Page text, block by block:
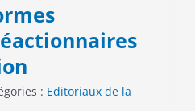
: Editoriaux de la